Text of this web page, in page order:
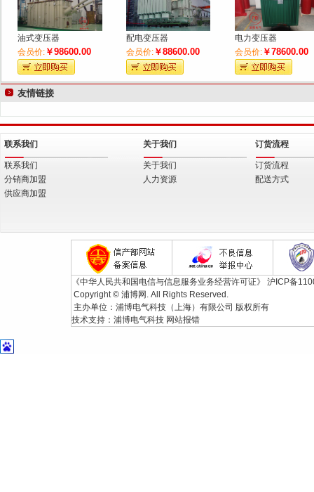
油式变压器
会员价:￥98600.00
配电变压器
会员价:￥88600.00
电力变压器
会员价: ￥78600.00
友情链接
联系我们
联系我们
分销商加盟
供应商加盟
关于我们
关于我们
人力资源
订货流程
订货流程
配送方式
《中华人民共和国电信与信息服务业务经营许可证》 沪ICP备
Copyright © 浦博网. All Rights Reserved.
主办单位：浦博电气科技（上海）有限公司 版权所有
技术支持： 浦博电气科技 网站报错